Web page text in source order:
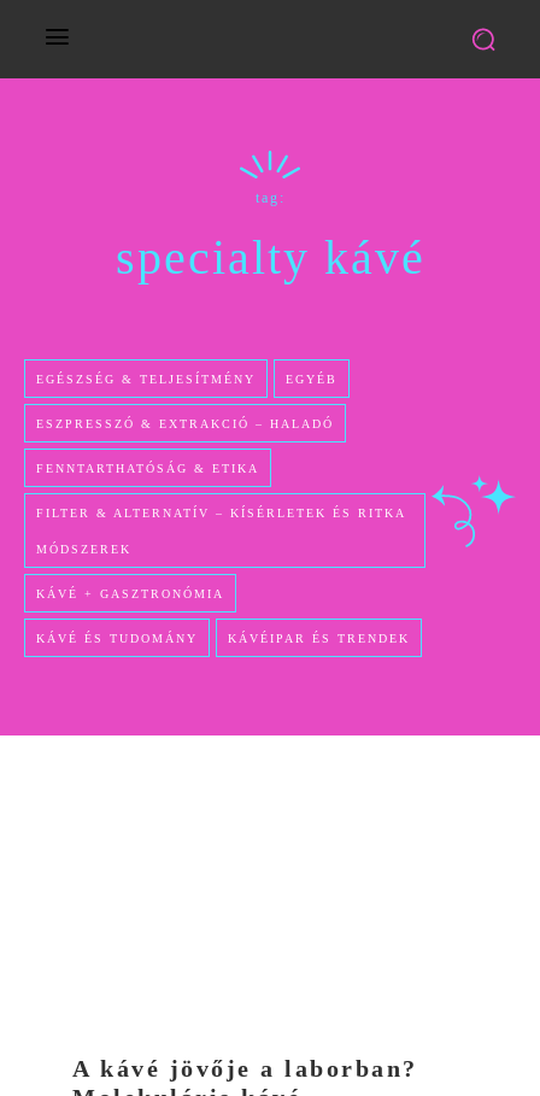
tag:
specialty kávé
EGÉSZSÉG & TELJESÍTMÉNY EGYÉB
ESZPRESSZÓ & EXTRAKCIÓ – HALADÓ
FENNTARTHATÓSÁG & ETIKA
FILTER & ALTERNATÍV – KÍSÉRLETEK ÉS RITKA
MÓDSZEREK
KÁVÉ + GASZTRONÓMIA
KÁVÉ ÉS TUDOMÁNY KÁVÉIPAR ÉS TRENDEK
A kávé jövője a laborban?